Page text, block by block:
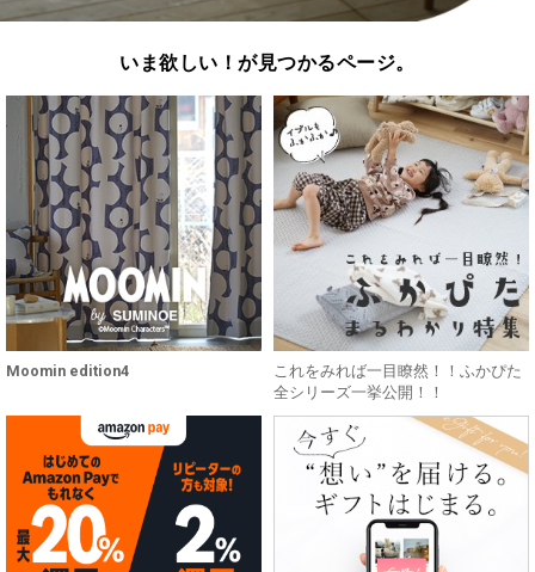
いま欲しい！が見つかるページ。
Moomin edition4
これをみれば一目瞭然！！ふかぴた
全シリーズ一挙公開！！